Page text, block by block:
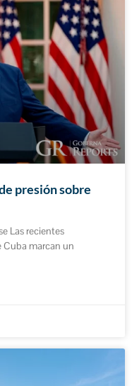
presión sobre
Las recientes
Cuba marcan un